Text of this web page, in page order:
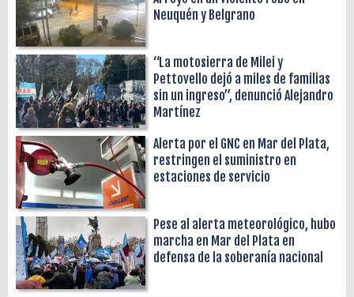
Neuquén y Belgrano
“La motosierra de Milei y
Pettovello dejó a miles de familias
sin un ingreso”, denunció Alejandro
Martínez
Alerta por el GNC en Mar del Plata,
restringen el suministro en
estaciones de servicio
Pese al alerta meteorológico, hubo
marcha en Mar del Plata en
defensa de la soberanía nacional